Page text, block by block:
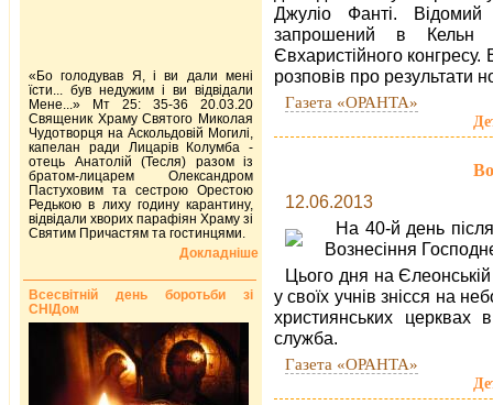
Джуліо Фанті. Відомий
запрошений в Кельн
Євхаристійного
розповів про результати
Газета «ОРАНТА»
12.06.2013
На 40-й день
Вознесіння
Цього дня на
у своїх учнів знісся на
християнських церквах
служба.
Газета «ОРАНТА»
«Бо голодував Я, і ви дали мені
їсти... був недужим і ви відвідали
Мене...» Мт 25: 35-36 20.03.20
Священик Храму Святого Миколая
Чудотворця на Аскольдовій Могилі,
капелан ради Лицарів Колумба -
отець Анатолій (Тесля) разом із
братом-лицарем Олександром
Пастуховим та сестрою Орестою
Редькою в лиху годину карантину,
відвідали хворих парафіян Храму зі
Святим Причастям та гостинцями.
Докладніше
Всесвітній день боротьби зі
СНІДом